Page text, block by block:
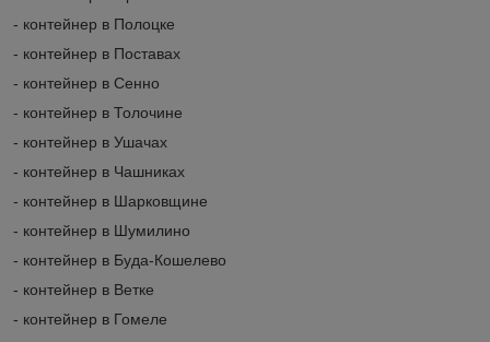
- контейнер в Полоцке
- контейнер в Поставах
- контейнер в Сенно
- контейнер в Толочине
- контейнер в Ушачах
- контейнер в Чашниках
- контейнер в Шарковщине
- контейнер в Шумилино
- контейнер в Буда-Кошелево
- контейнер в Ветке
- контейнер в Гомеле